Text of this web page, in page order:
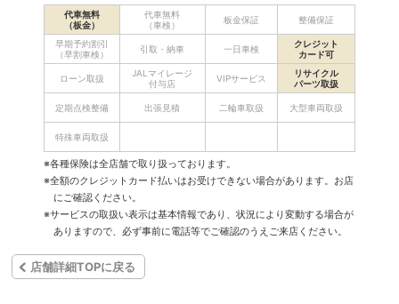
代車無料
（板金）
代車無料
（車検）
板金保証 整備保証
早期予約割引
（早割車検）
引取・納車 一日車検
クレジット
カード可
ローン取扱
JALマイレージ
付与店
VIPサービス
リサイクル
パーツ取扱
定期点検整備 出張見積 二輪車取扱 大型車両取扱
特殊車両取扱
※各種保険は全店舗で取り扱っております。
※全額のクレジットカード払いはお受けできない場合があります。お店
にご確認ください。
※サービスの取扱い表示は基本情報であり、状況により変動する場合が
ありますので、必ず事前に電話等でご確認のうえご来店ください。
店舗詳細TOPに戻る